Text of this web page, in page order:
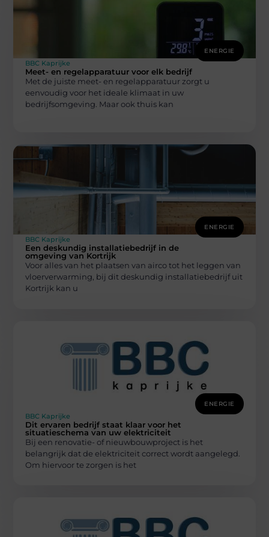
ENERGIE
BBC Kaprijke
Meet- en regelapparatuur voor elk bedrijf
Met de juiste meet- en regelapparatuur zorgt u
eenvoudig voor het ideale klimaat in uw
bedrijfsomgeving. Maar ook thuis kan
ENERGIE
BBC Kaprijke
Een deskundig installatiebedrijf in de
omgeving van Kortrijk
Voor alles van het plaatsen van airco tot het leggen van
vloerverwarming, bij dit deskundig installatiebedrijf uit
Kortrijk kan u
ENERGIE
BBC Kaprijke
Dit ervaren bedrijf staat klaar voor het
situatieschema van uw elektriciteit
Bij een renovatie- of nieuwbouwproject is het
belangrijk dat de elektriciteit correct wordt aangelegd.
Om hiervoor te zorgen is het